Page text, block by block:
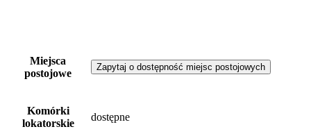
Miejsca
postojowe
Zapytaj o dostępność miejsc postojowych
Komórki
lokatorskie
dostępne